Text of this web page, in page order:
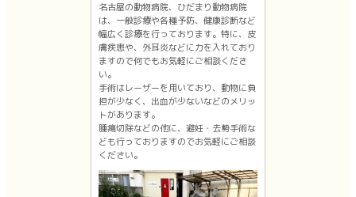
名古屋の動物病院、ひだまり動物病院
は、一般診療や各種予防、健康診断など
幅広く診療を行っております。特に、皮
膚疾患や、外耳炎などに力を入れており
ますので何でもお気軽にご相談くださ
い。
手術はレーザーを用いており、動物に負
担が少なく、出血が少ないなどのメリッ
トがあります。
腫瘍切除などの他に、避妊・去勢手術な
ども行っておりますのでお気軽にご相談
ください。